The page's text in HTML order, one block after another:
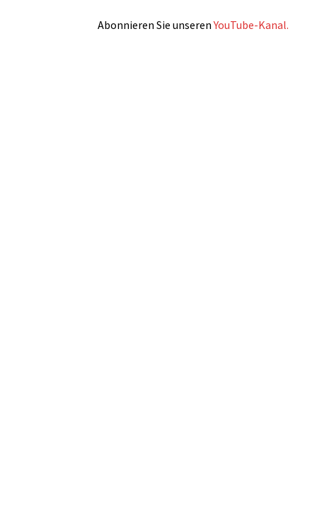
Abonnieren Sie unserenYouTube-Kanal.